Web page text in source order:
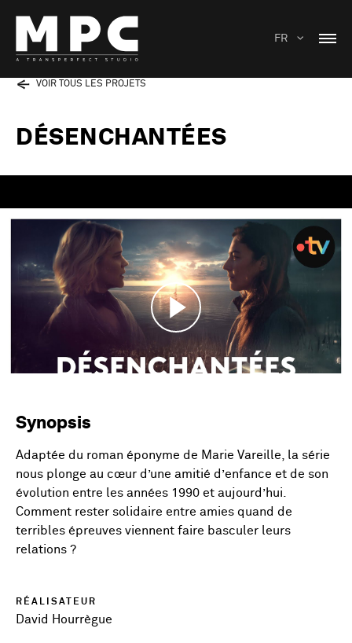
FR
VOIR TOUS LES PROJETS
DÉSENCHANTÉES
Play
Synopsis
Adaptée du roman éponyme de Marie Vareille, la série
nous plonge au cœur d’une amitié d’enfance et de son
évolution entre les années 1990 et aujourd’hui.
Comment rester solidaire entre amies quand de
terribles épreuves viennent faire basculer leurs
relations ?
RÉALISATEUR
David Hourrègue